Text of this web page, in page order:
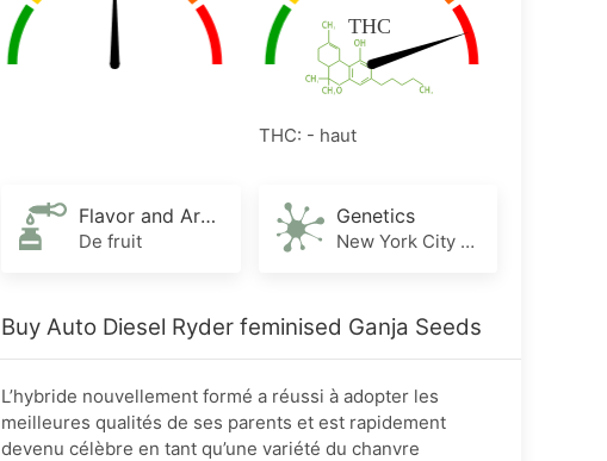
THC: - haut
Flavor and Aroma
De fruit
Genetics
New York City Diesel x Lowryder #2
Buy Auto Diesel Ryder feminised Ganja Seeds
L’hybride nouvellement formé a réussi à adopter les
meilleures qualités de ses parents et est rapidement
devenu célèbre en tant qu’une variété du chanvre